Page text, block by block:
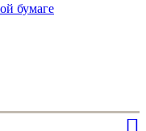
бумаге